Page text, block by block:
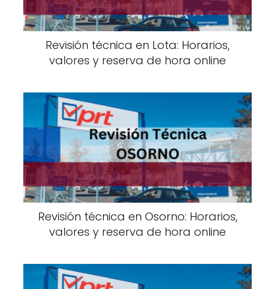
Revisión técnica en Lota: Horarios,
valores y reserva de hora online
Revisión técnica en Osorno: Horarios,
valores y reserva de hora online